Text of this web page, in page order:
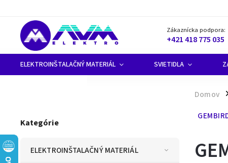
Zákaznícka podpora:
+421 418 775 035
ELEKTROINŠTALAČNÝ MATERIÁL SVIETIDLA
Domov /
Kategórie
ELEKTROINŠTALAČNÝ MATERIÁL